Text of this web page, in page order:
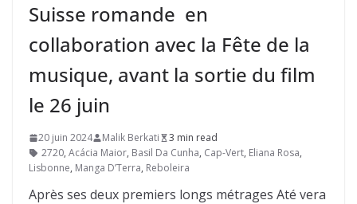
Suisse romande en
collaboration avec la Fête de la
musique, avant la sortie du film
le 26 juin
20 juin 2024 Malik Berkati
3 min read
2720, Acácia Maior, Basil Da Cunha, Cap-Vert, Eliana Rosa,
Lisbonne, Manga D’Terra, Reboleira
Après ses deux premiers longs métrages Até vera